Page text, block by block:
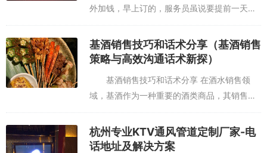
不错,经常和朋友去那聚会,吃的也很丰富,值得一去.额外收费真的很烦
烦烦烦恶心恶心恶心杭州余杭区瓶窑镇附近酒吧招聘点歌公主,交五险
一金吗？
外加钱，早上订的，服务员虽说要提前一天
订，这次也给我们订了，真不错，要点个赞！
今天吃完饭没事，朋友几个想着找个地方玩玩
喝点酒，然后就看到凯歌kt...
基酒销售技巧和话术分享（基酒销售
策略与高效沟通话术新探）
基酒销售技巧和话术分享 在酒水销售领
域，基酒作为一种重要的酒类商品，其销售技
巧与话术的运用直接关系到销售业绩的提升。
本文将分享一些有效的基酒销售技巧和话术，
帮助您更好地与客户沟通，提...
杭州专业KTV通风管道定制厂家-电
话地址及解决方案